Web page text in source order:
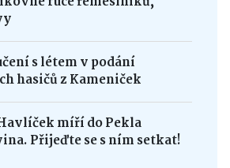
s létem v podání
hasičů z Kameniček
míří do Pekla
Přijeďte se s ním setkat!